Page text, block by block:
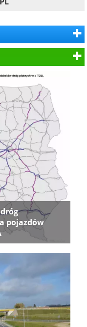
pojazdów